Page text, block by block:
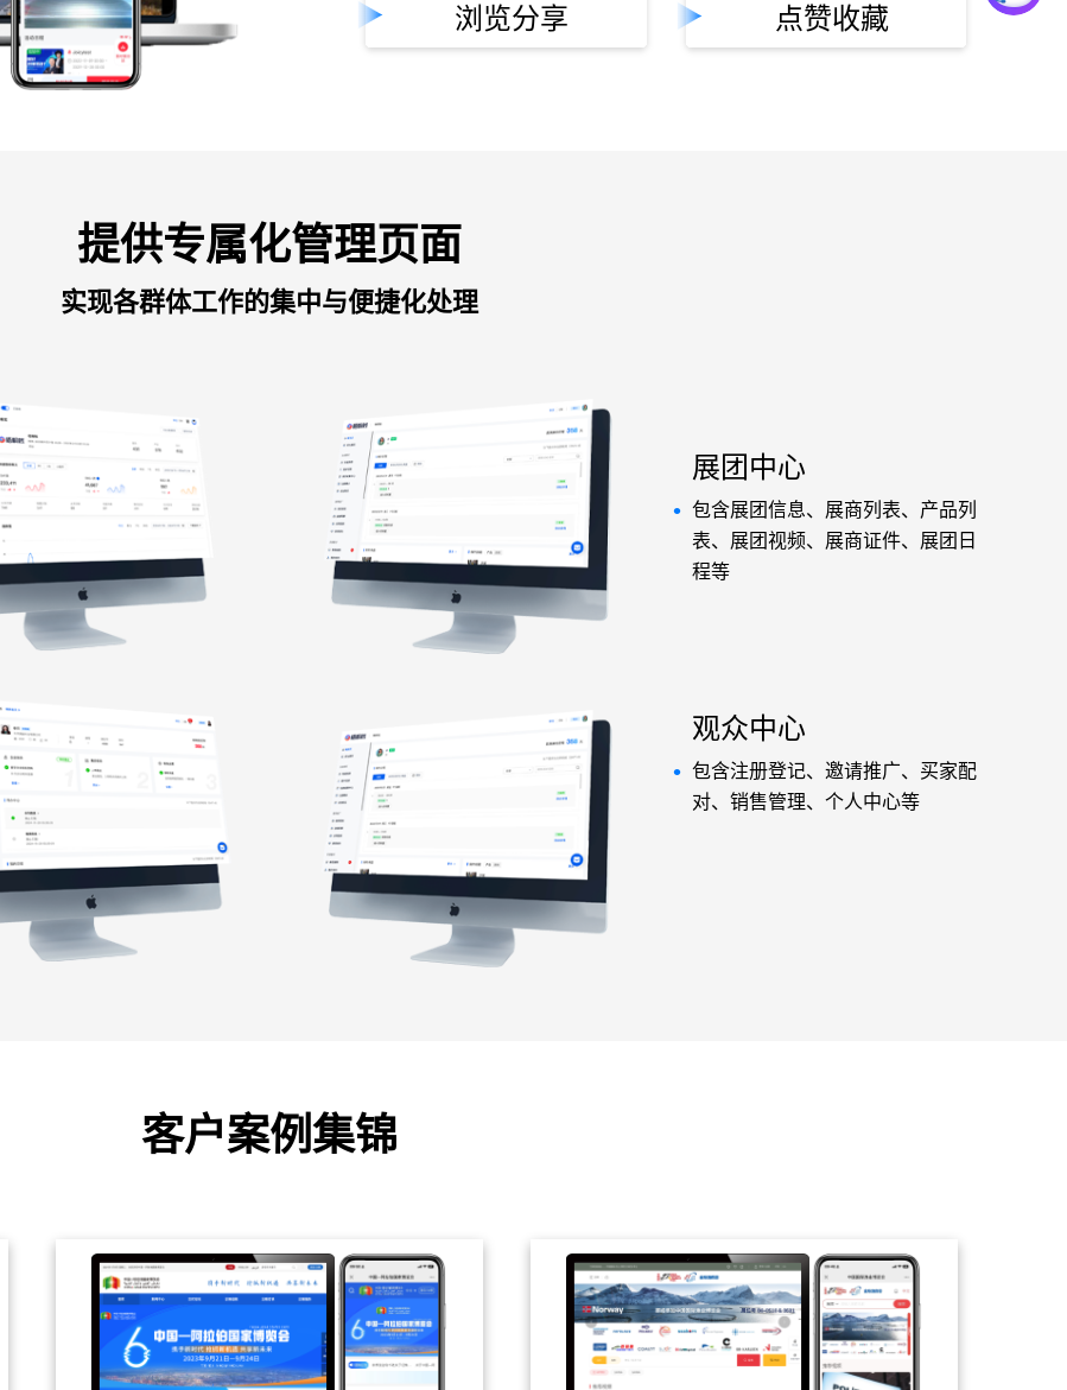
浏览分享 点赞收藏
提供专属化管理页面
实现各群体工作的集中与便捷化处理
展团中心
• 包含展团信息、展商列表、产品列
表、展团视频、展商证件、展团日
程等
观众中心
• 包含注册登记、邀请推广、买家配
对、销售管理、个人中心等
客户案例集锦